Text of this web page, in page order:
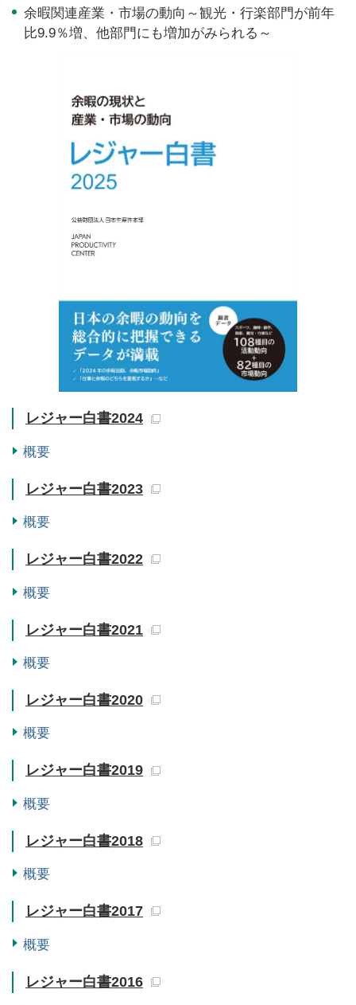
余暇関連産業・市場の動向～観光・行楽部門が前年
比9.9％増、他部門にも増加がみられる～
レジャー白書2024
概要
レジャー白書2023
概要
レジャー白書2022
概要
レジャー白書2021
概要
レジャー白書2020
概要
レジャー白書2019
概要
レジャー白書2018
概要
レジャー白書2017
概要
レジャー白書2016